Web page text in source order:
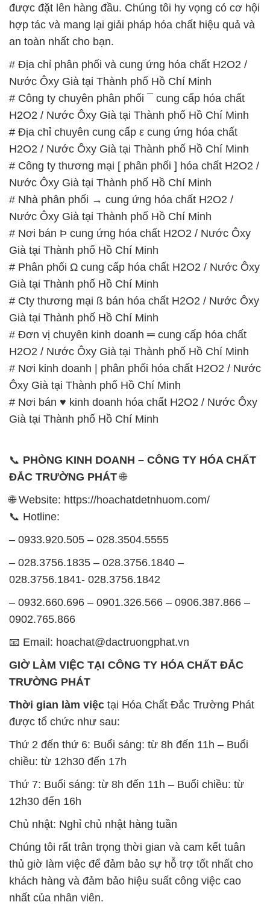
được đặt lên hàng đầu. Chúng tôi hy vọng có cơ hội
hợp tác và mang lại giải pháp hóa chất hiệu quả và
an toàn nhất cho bạn.
# Địa chỉ phân phối và cung ứng hóa chất H2O2 /
Nước Ôxy Già tại Thành phố Hồ Chí Minh
# Công ty chuyên phân phối ¯ cung cấp hóa chất
H2O2 / Nước Ôxy Già tại Thành phố Hồ Chí Minh
# Địa chỉ chuyên cung cấp ε cung ứng hóa chất
H2O2 / Nước Ôxy Già tại Thành phố Hồ Chí Minh
# Công ty thương mại [ phân phối ] hóa chất H2O2 /
Nước Ôxy Già tại Thành phố Hồ Chí Minh
# Nhà phân phối → cung ứng hóa chất H2O2 /
Nước Ôxy Già tại Thành phố Hồ Chí Minh
# Nơi bán Þ cung ứng hóa chất H2O2 / Nước Ôxy
Già tại Thành phố Hồ Chí Minh
# Phân phối Ω cung cấp hóa chất H2O2 / Nước Ôxy
Già tại Thành phố Hồ Chí Minh
# Cty thương mại ß bán hóa chất H2O2 / Nước Ôxy
Già tại Thành phố Hồ Chí Minh
# Đơn vị chuyên kinh doanh ═ cung cấp hóa chất
H2O2 / Nước Ôxy Già tại Thành phố Hồ Chí Minh
# Nơi kinh doanh | phân phối hóa chất H2O2 / Nước
Ôxy Già tại Thành phố Hồ Chí Minh
# Nơi bán ♥ kinh doanh hóa chất H2O2 / Nước Ôxy
Già tại Thành phố Hồ Chí Minh
📞 PHÒNG KINH DOANH – CÔNG TY HÓA CHẤT
ĐẮC TRƯỜNG PHÁT🌐
🌐 Website: https://hoachatdetnhuom.com/
📞 Hotline:
– 0933.920.505 – 028.3504.5555
– 028.3756.1835 – 028.3756.1840 –
028.3756.1841- 028.3756.1842
– 0932.660.696 – 0901.326.566 – 0906.387.866 –
0902.765.866
📧 Email: hoachat@dactruongphat.vn
GIỜ LÀM VIỆC TẠI CÔNG TY HÓA CHẤT ĐẮC
TRƯỜNG PHÁT
Thời gian làm việc tại Hóa Chất Đắc Trường Phát
được tổ chức như sau:
Thứ 2 đến thứ 6: Buổi sáng: từ 8h đến 11h – Buổi
chiều: từ 12h30 đến 17h
Thứ 7: Buổi sáng: từ 8h đến 11h – Buổi chiều: từ
12h30 đến 16h
Chủ nhật: Nghỉ chủ nhật hàng tuần
Chúng tôi rất trân trọng thời gian và cam kết tuân
thủ giờ làm việc để đảm bảo sự hỗ trợ tốt nhất cho
khách hàng và đảm bảo hiệu suất công việc cao
nhất của nhân viên.